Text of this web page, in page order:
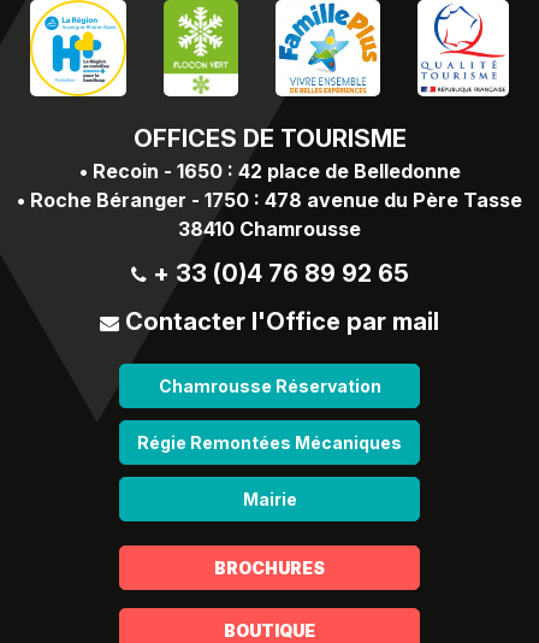
OFFICES DE TOURISME
• Recoin - 1650 : 42 place de Belledonne
• Roche Béranger - 1750 : 478 avenue du Père Tasse
38410 Chamrousse
+ 33 (0)4 76 89 92 65
Contacter l'Office par mail
Chamrousse Réservation
Régie Remontées Mécaniques
Mairie
BROCHURES
BOUTIQUE